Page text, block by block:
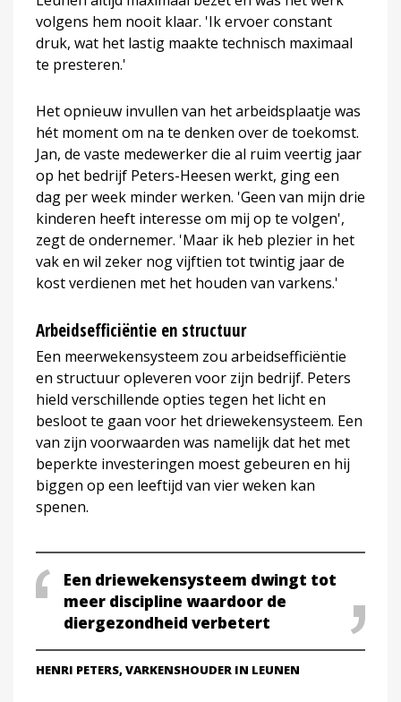
volgens hem nooit klaar. 'Ik ervoer constant
druk, wat het lastig maakte technisch maximaal
te presteren.'
Het opnieuw invullen van het arbeidsplaatje was
hét moment om na te denken over de toekomst.
Jan, de vaste medewerker die al ruim veertig jaar
op het bedrijf Peters-Heesen werkt, ging een
dag per week minder werken. 'Geen van mijn drie
kinderen heeft interesse om mij op te volgen',
zegt de ondernemer. 'Maar ik heb plezier in het
vak en wil zeker nog vijftien tot twintig jaar de
kost verdienen met het houden van varkens.'
Arbeidsefficiëntie en structuur
Een meerwekensysteem zou arbeidsefficiëntie
en structuur opleveren voor zijn bedrijf. Peters
hield verschillende opties tegen het licht en
besloot te gaan voor het driewekensysteem. Een
van zijn voorwaarden was namelijk dat het met
beperkte investeringen moest gebeuren en hij
biggen op een leeftijd van vier weken kan
spenen.
Een driewekensysteem dwingt tot
meer discipline waardoor de
diergezondheid verbetert
HENRI PETERS, VARKENSHOUDER IN LEUNEN